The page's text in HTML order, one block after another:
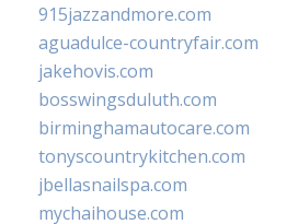
915jazzandmore.com
aguadulce-countryfair.com
jakehovis.com
bosswingsduluth.com
birminghamautocare.com
tonyscountrykitchen.com
jbellasnailspa.com
mychaihouse.com